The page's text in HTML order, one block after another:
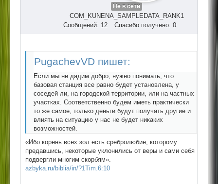
Не в сети
COM_KUNENA_SAMPLEDATA_RANK1
Сообщений: 12
Спасибо получено: 0
PugachevVD пишет:
Если мы не дадим добро, нужно понимать, что
базовая станция все равно будет установлена, у
соседей ли, на городской территории, или на частных
участках. Соответственно будем иметь практически
то же самое, только деньги будут получать другие и
влиять на ситуацию у нас не будет никаких
возможностей.
«Ибо корень всех зол есть сребролюбие, которому
предавшись, некоторые уклонились от веры и сами себя
подвергли многим скорбям».
azbyka.ru/biblia/in/?1Tim.6:10